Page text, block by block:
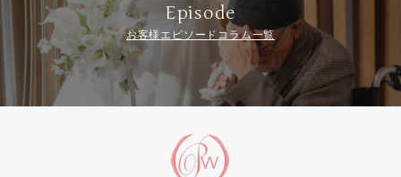
Episode
お客様エピソードコラム一覧